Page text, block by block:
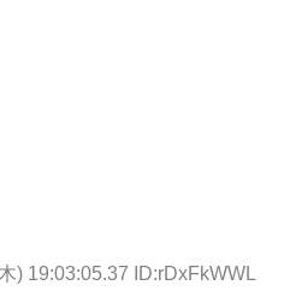
) 19:03:05.37 ID:rDxFkWWL